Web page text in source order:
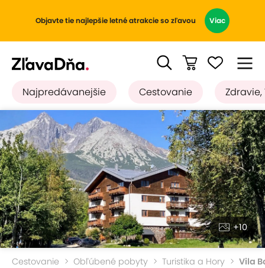
Objavte tie najlepšie letné atrakcie so zľavou Viac
Najpredávanejšie Cestovanie Zdravie,
+10
Cestovanie Obľúbené pobyty Turistika a Hory Vila